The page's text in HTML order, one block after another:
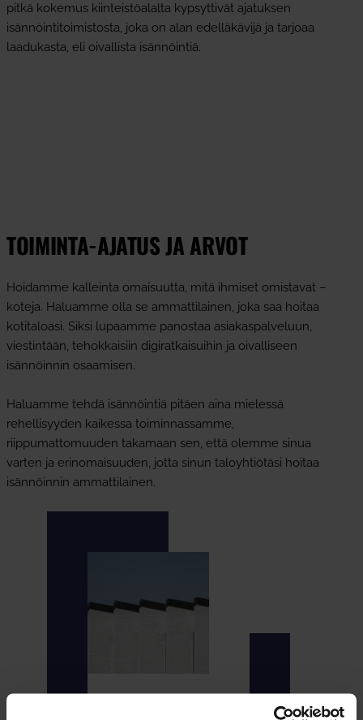
pitkä kokemus kiinteistöalalta kypsyttivät ajatuksen
isännöintitoimistosta, joka on alan edelläkävijä ja tarjoaa
laadukasta, eli oivallista isännöintiä.
TOIMINTA-AJATUS JA ARVOT
Hoidamme kalleinta omaisuutta, mitä ihmiset omistavat –
koteja. Haluamme olla se ammattilainen, joka saa hoitaa
kotitaloasi. Siksi lupaamme panostaa asiakaspalveluun,
viestintään, tehokkaisiin digiratkaisuihin ja oivalliseen
isännöinnin osaamisen.
Haluamme tehdä isännöintiä pitäen aina mielessä
rehellisyyden kaikessa toiminnassamme,
riippumattomuuden takamaan sen, että olemme sinua
varten ja erinomaisuuden, jotta sinun taloyhtiötäsi hoitaa
isännöinnin ammattilainen.